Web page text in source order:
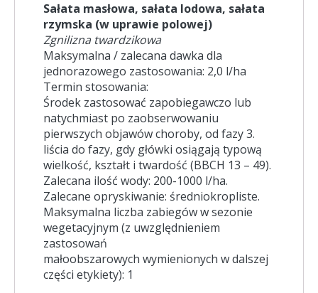
Sałata masłowa, sałata lodowa, sałata
rzymska (w uprawie polowej)
Zgnilizna twardzikowa
Maksymalna / zalecana dawka dla
jednorazowego zastosowania: 2,0 l/ha
Termin stosowania:
Środek zastosować zapobiegawczo lub
natychmiast po zaobserwowaniu
pierwszych objawów choroby, od fazy 3.
liścia do fazy, gdy główki osiągają typową
wielkość, kształt i twardość (BBCH 13 – 49).
Zalecana ilość wody: 200-1000 l/ha.
Zalecane opryskiwanie: średniokropliste.
Maksymalna liczba zabiegów w sezonie
wegetacyjnym (z uwzględnieniem
zastosowań
małoobszarowych wymienionych w dalszej
części etykiety): 1